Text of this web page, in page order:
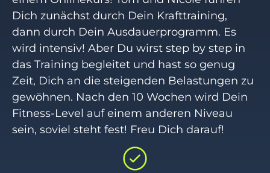
Dich zunächst durch Dein Krafttraining,
dann durch Dein Ausdauerprogramm. Es
wird intensiv! Aber Du wirst step by step in
das Training begleitet und hast so genug
Zeit, Dich an die steigenden Belastungen zu
gewöhnen. Nach den 10 Wochen wird Dein
Fitness-Level auf einem anderen Niveau
sein, soviel steht fest! Freu Dich darauf!